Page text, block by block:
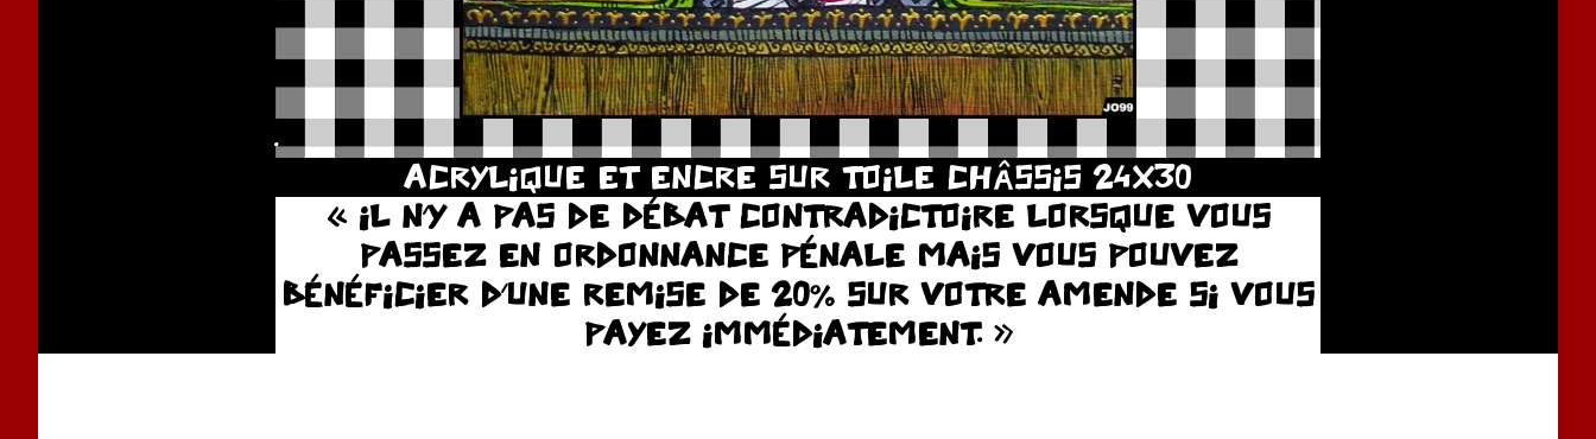
.
ACRYLIQUE ET ENCRE SUR TOILE CHÂSSIS 24X30
« IL N’Y A PAS DE DÉBAT CONTRADICTOIRE LORSQUE VOUS
PASSEZ EN ORDONNANCE PÉNALE MAIS VOUS POUVEZ
BÉNÉFICIER D’UNE REMISE DE 20% SUR VOTRE AMENDE SI VOUS
PAYEZ IMMÉDIATEMENT. »